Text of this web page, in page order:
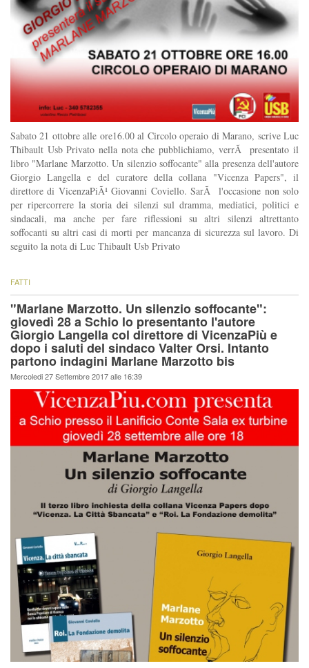
Sabato 21 ottobre alle ore16.00 al Circolo operaio di Marano, scrive Luc
Thibault Usb Privato nella nota che pubblichiamo, verrÃ presentato il
libro "Marlane Marzotto. Un silenzio soffocante" alla presenza dell'autore
Giorgio Langella e del curatore della collana "Vicenza Papers", il
direttore di VicenzaPiÃ¹ Giovanni Coviello. SarÃ l'occasione non solo
per ripercorrere la storia dei silenzi sul dramma, mediatici, politici e
sindacali, ma anche per fare riflessioni su altri silenzi altrettanto
soffocanti su altri casi di morti per mancanza di sicurezza sul lavoro. Di
seguito la nota di Luc Thibault Usb Privato
FATTI
"Marlane Marzotto. Un silenzio soffocante":
giovedì 28 a Schio lo presentanto l'autore
Giorgio Langella col direttore di VicenzaPiù e
dopo i saluti del sindaco Valter Orsi. Intanto
partono indagini Marlane Marzotto bis
Mercoledi 27 Settembre 2017 alle 16:39